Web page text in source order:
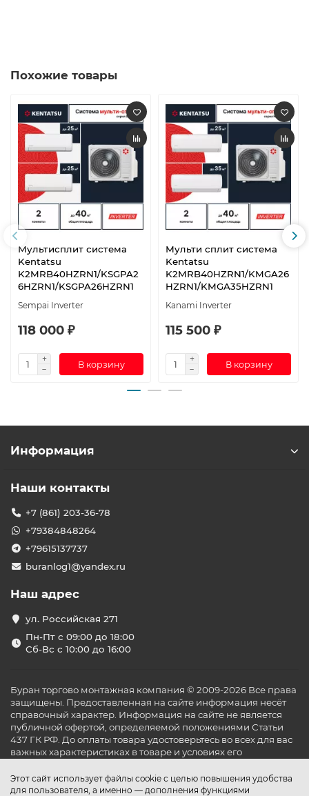
Похожие товары
Мультисплит система
Kentatsu
K2MRB40HZRN1/KSGPA2
6HZRN1/KSGPA26HZRN1
Sempai Inverter
118 000 ₽
В корзину
Мульти сплит система
Kentatsu
K2MRB40HZRN1/KMGA26
HZRN1/KMGA35HZRN1
Kanami Inverter
115 500 ₽
В корзину
Этот сайт использует файлы cookie с целью повышения удобства
для пользователя, а именно — дополнения функциями
Информация
Наши контакты
+7 (861) 203-36-78
+79384848264
+79615137737
buranlog1@yandex.ru
Наш адрес
ул. Российская 271
Пн-Пт с 09:00 до 18:00
Сб-Вс с 10:00 до 16:00
Буран торгово монтажная компания © 2009-2026 Все права
защищены. Предоставленная на сайте информация несёт
справочный характер. Информация на сайте не является
публичной офертой, определяемой положениями Статьи
437 ГК РФ. До оплаты товара удостоверьтесь во всех для вас
важных характеристиках в товаре и условиях его